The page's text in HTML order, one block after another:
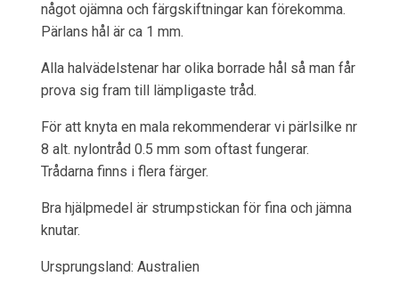
något ojämna och färgskiftningar kan förekomma.
Pärlans hål är ca 1 mm.
Alla halvädelstenar har olika borrade hål så man får
prova sig fram till lämpligaste tråd.
För att knyta en mala rekommenderar vi pärlsilke nr
8 alt. nylontråd 0.5 mm som oftast fungerar.
Trådarna finns i flera färger.
Bra hjälpmedel är strumpstickan för fina och jämna
knutar.
Ursprungsland: Australien